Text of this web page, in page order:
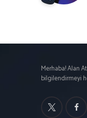
Merhaba! Alan
bilgilendirmeyi